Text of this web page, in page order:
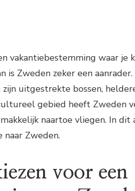
vakantiebestemming waar je
is Zweden zeker een aanrader.
uitgestrekte bossen,
gebied heeft Zweden
naartoe vliegen. In
naar Zweden.
voor een